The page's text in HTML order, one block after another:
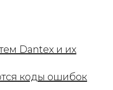
Dantex и их
коды ошибок